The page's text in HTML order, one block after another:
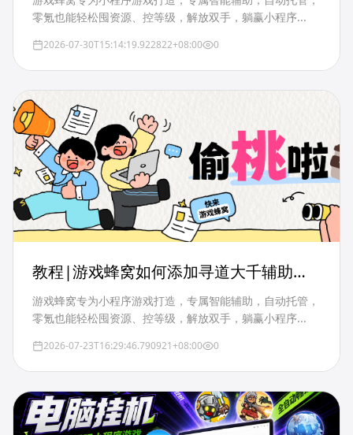
零氪也能轻松囤资源、控等级，解放双手，躺赢小程序...
2026-07-30T15:14:19.922822+08:00 0
教程|游戏蜂窝如何添加寻道大千辅助？
如何自动挂机偷桃？
游戏蜂窝专为小程序游戏打造，专属智能辅助，自动托管，
零氪也能轻松囤资源、控等级，解放双手，躺赢小程序...
2026-07-23T16:29:46.790921+08:00 0